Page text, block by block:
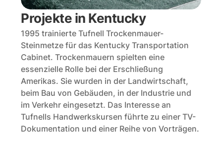
Projekte in Kentucky
1995 trainierte Tufnell Trockenmauer-
Steinmetze für das Kentucky Transportation
Cabinet. Trockenmauern spielten eine
essenzielle Rolle bei der Erschließung
Amerikas. Sie wurden in der Landwirtschaft,
beim Bau von Gebäuden, in der Industrie und
im Verkehr eingesetzt. Das Interesse an
Tufnells Handwerkskursen führte zu einer TV-